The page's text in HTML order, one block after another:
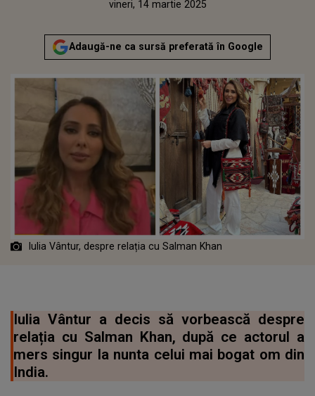
Actualizat:
vineri, 14 martie 2025
Adaugă-ne ca sursă preferată în Google
Iulia Vântur, despre relația cu Salman Khan
Iulia Vântur a decis să vorbească despre
relația cu Salman Khan, după ce actorul a
mers singur la nunta celui mai bogat om din
India.